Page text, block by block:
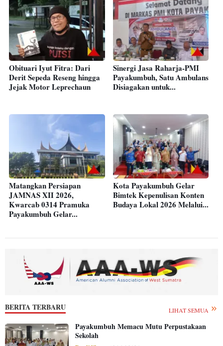
Obituari Iyut Fitra: Dari
Derit Sepeda Reseng hingga
Jejak Motor Leprechaun
Sinergi Jasa Raharja-PMI
Payakumbuh, Satu Ambulans
Disiagakan untuk...
Matangkan Persiapan
JAMNAS XII 2026,
Kwarcab 0314 Pramuka
Payakumbuh Gelar...
Kota Payakumbuh Gelar
Bimtek Kepenulisan Konten
Budaya Lokal 2026 Melalui...
BERITA TERBARU LIHAT SEMUA
Payakumbuh Memacu Mutu Perpustakaan
Sekolah